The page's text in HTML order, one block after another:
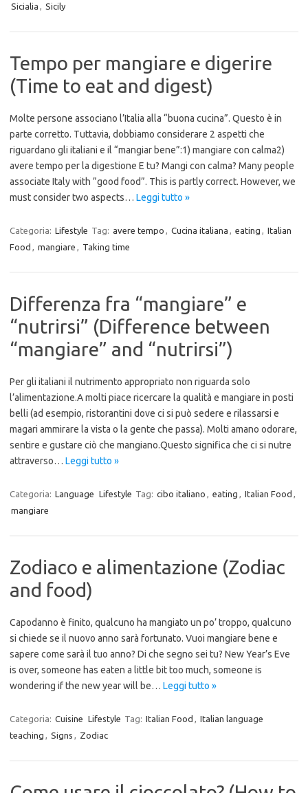
Sicialia
Sicily
Tempo per mangiare e digerire
(Time to eat and digest)
Molte persone associano l’Italia alla “buona cucina”. Questo è in
parte corretto. Tuttavia, dobbiamo considerare 2 aspetti che
riguardano gli italiani e il “mangiar bene”:1) mangiare con calma2)
avere tempo per la digestione E tu? Mangi con calma? Many people
associate Italy with ​​”good food”. This is partly correct. However, we
must consider two aspects… Leggi tutto »
Categoria: Lifestyle Tag: avere tempo Cucina italiana eating
Italian
Food
mangiare Taking time
Differenza fra “mangiare” e
“nutrirsi” (Difference between
“mangiare” and “nutrirsi”)
Per gli italiani il nutrimento appropriato non riguarda solo
l’alimentazione.A molti piace ricercare la qualità e mangiare in posti
belli (ad esempio, ristorantini dove ci si può sedere e rilassarsi e
magari ammirare la vista o la gente che passa). Molti amano odorare,
sentire e gustare ciò che mangiano.Questo significa che ci si nutre
attraverso… Leggi tutto »
Categoria: Language Lifestyle Tag: cibo italiano eating Italian Food
mangiare
Zodiaco e alimentazione (Zodiac
and food)
Capodanno è finito, qualcuno ha mangiato un po’ troppo, qualcuno
si chiede se il nuovo anno sarà fortunato. Vuoi mangiare bene e
sapere come sarà il tuo anno? Di che segno sei tu? New Year’s Eve
is over, someone has eaten a little bit too much, someone is
wondering if the new year will be… Leggi tutto »
Categoria: Cuisine Lifestyle Tag: Italian Food
Italian language
teaching
Signs Zodiac